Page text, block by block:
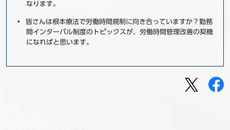
なります。
皆さんは根本療法で労働時間規制に向き合っていますか？勤務
間インターバル制度のトピックスが、労働時間管理改善の契機
になればと思います。